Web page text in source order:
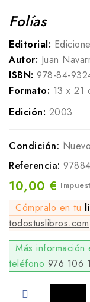
Folías
Editorial:
Autor: Juan
ISBN: 978-84-
Formato: 13 x 21
Edición: 2003
Condición: Nuevo
Referencia:
10,00 €
Cómpralo en tu
todostuslibros.com
Más información
teléfono 976 106